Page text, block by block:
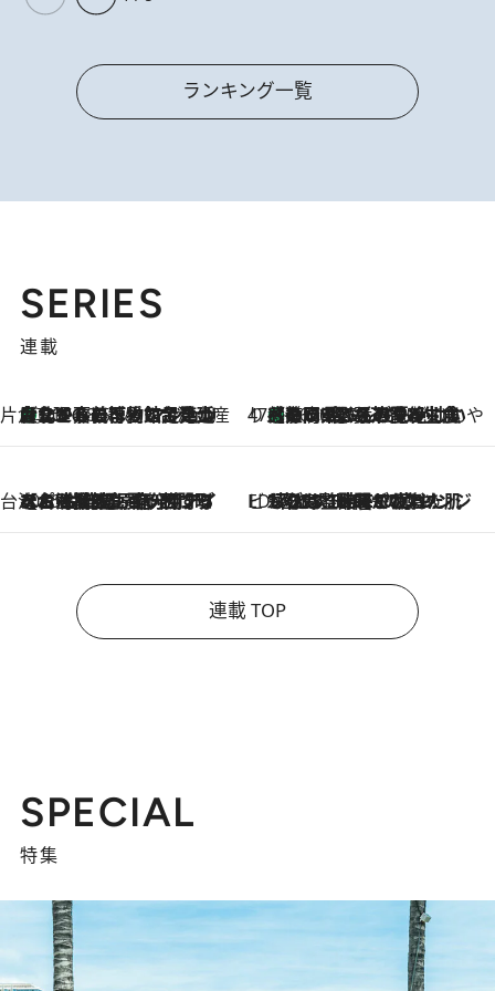
ランキング一覧
SERIES
連載
片倉真理のときめく台湾土産
2026.8.5
台北からちょっと足を延ばして嘉義へ！ マジョリカタイルの博物館で見つけたレトロ可愛い台湾土産 47都道府県の手みやげ ひんやりスイーツで夏を満喫
2026.8.5
【静岡県】この夏絶対食べたい 冷やしておいしいおやつ3選 お茶香る生食感のふるふるゼリー
台湾ぶらぶら食べ歩き
2026.8.4
【台湾夏旅】買い物するなら“台湾の原宿”西門町へ！ お土産も自分用アイテムも揃うショッピングスポット8選 ビューティいいもの集め EDITORS' BEST
2026.8.3
“落とす”時間が“癒やし”に。THREEのクレンジングは、酷暑で疲れた肌も心も整えてくれる！
連載 TOP
SPECIAL
特集